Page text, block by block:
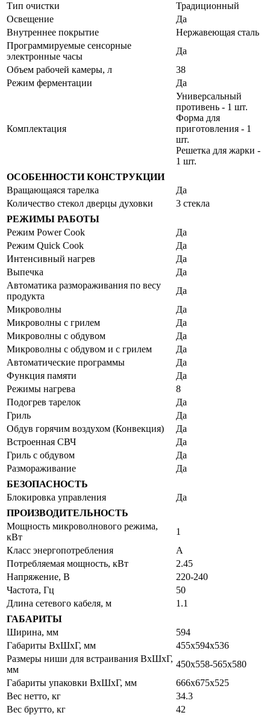
Тип очистки
Традиционный
Освещение
Да
Внутреннее покрытие
Нержавеющая сталь
Программируемые сенсорные
электронные часы
Да
Объем рабочей камеры, л
38
Режим ферментации
Да
Комплектация
Универсальный
противень - 1 шт.
Форма для
приготовления - 1
шт.
Решетка для жарки -
1 шт.
ОСОБЕННОСТИ КОНСТРУКЦИИ
Вращающаяся тарелка
Да
Количество стекол дверцы духовки
3 стекла
РЕЖИМЫ РАБОТЫ
Режим Power Cook
Да
Режим Quick Cook
Да
Интенсивный нагрев
Да
Выпечка
Да
Автоматика размораживания по весу
продукта
Да
Микроволны
Да
Микроволны с грилем
Да
Микроволны с обдувом
Да
Микроволны с обдувом и с грилем
Да
Автоматические программы
Да
Функция памяти
Да
Режимы нагрева
8
Подогрев тарелок
Да
Гриль
Да
Обдув горячим воздухом (Конвекция)
Да
Встроенная СВЧ
Да
Гриль с обдувом
Да
Размораживание
Да
БЕЗОПАСНОСТЬ
Блокировка управления
Да
ПРОИЗВОДИТЕЛЬНОСТЬ
Мощность микроволнового режима,
кВт
1
Класс энергопотребления
A
Потребляемая мощность, кВт
2.45
Напряжение, В
220-240
Частота, Гц
50
Длина сетевого кабеля, м
1.1
ГАБАРИТЫ
Ширина, мм
594
Габариты ВхШхГ, мм
455х594х536
Размеры ниши для встраивания ВхШхГ,
мм
450х558-565х580
Габариты упаковки ВхШхГ, мм
666x675x525
Вес нетто, кг
34.3
Вес брутто, кг
42